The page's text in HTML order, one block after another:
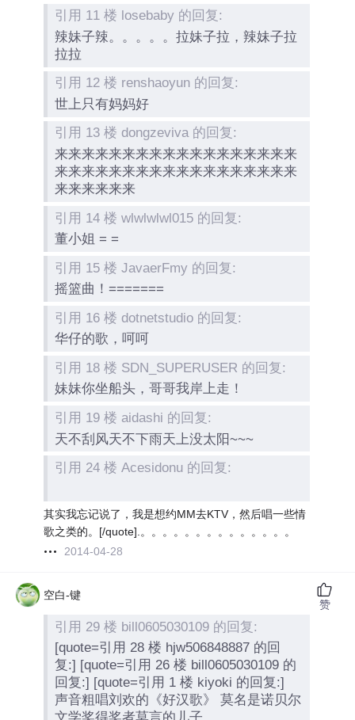
引用 11 楼 losebaby 的回复:
辣妹子辣。。。。。拉妹子拉，辣妹子拉
拉拉
引用 12 楼 renshaoyun 的回复:
世上只有妈妈好
引用 13 楼 dongzeviva 的回复:
来来来来来来来来来来来来来来来来来来
来来来来来来来来来来来来来来来来来来
来来来来来来
引用 14 楼 wlwlwlwl015 的回复:
董小姐 = =
引用 15 楼 JavaerFmy 的回复:
摇篮曲！=======
引用 16 楼 dotnetstudio 的回复:
华仔的歌，呵呵
引用 18 楼 SDN_SUPERUSER 的回复:
妹妹你坐船头，哥哥我岸上走！
引用 19 楼 aidashi 的回复:
天不刮风天不下雨天上没太阳~~~
引用 24 楼 Acesidonu 的回复:
其实我忘记说了，我是想约MM去KTV，然后唱一些情
歌之类的。[/quote].。。。。。。。。。。。。。。
2014-04-28
空白-键
引用 29 楼 bill0605030109 的回复:
[quote=引用 28 楼 hjw506848887 的回
复:] [quote=引用 26 楼 bill0605030109 的
回复:] [quote=引用 1 楼 kiyoki 的回复:]
声音粗唱刘欢的《好汉歌》 莫名是诺贝尔
赞